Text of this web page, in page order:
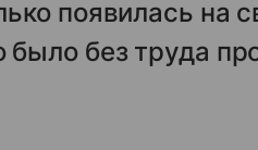
появилась на
без труда